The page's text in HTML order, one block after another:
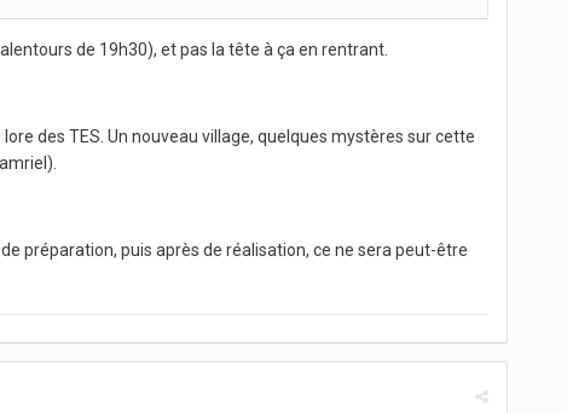
de 19h30), et pas la tête à ça en rentrant.
des TES. Un nouveau village, quelques mystères sur cette
préparation, puis après de réalisation, ce ne sera peut-être